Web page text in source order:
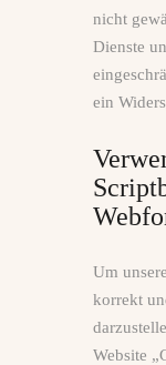
nicht
Dienste
ein
Um
korrekt
Website